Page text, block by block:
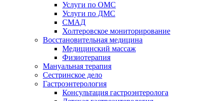
Услуги по ОМС
Услуги по ДМС
СМАД
Холтеровское мониторирование
Восстановительная медицина
Медицинский массаж
Физиотерапия
Мануальная терапия
Сестринское дело
Гастроэнтерология
Консультация гастроэнтеролога